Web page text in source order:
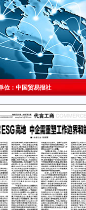
位：中国贸易报社